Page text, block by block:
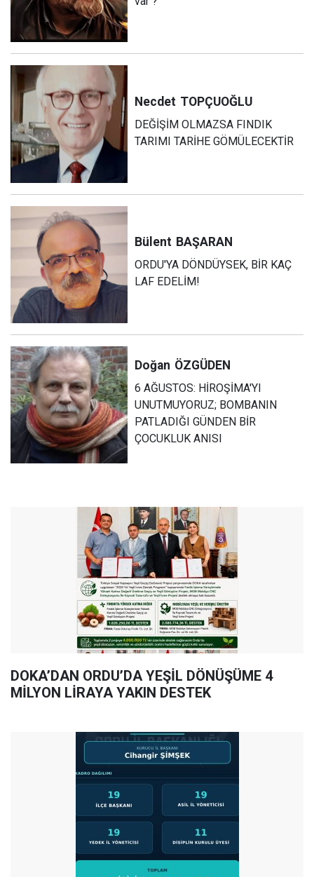
Necdet TOPÇUOĞLU
DEĞİŞİM OLMAZSA FINDIK
TARIMI TARİHE GÖMÜLECEKTİR
Bülent BAŞARAN
ORDU'YA DÖNDÜYSEK, BİR KAÇ
LAF EDELİM!
Doğan ÖZGÜDEN
6 AĞUSTOS: HİROŞİMA'YI
UNUTMUYORUZ; BOMBANIN
PATLADIĞI GÜNDEN BİR
ÇOCUKLUK ANISI
DOKA’DAN ORDU’DA YEŞİL DÖNÜŞÜME 4
MİLYON LİRAYA YAKIN DESTEK